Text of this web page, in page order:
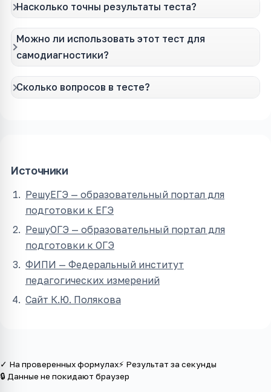
Насколько точны результаты теста?
Можно ли использовать этот тест для
самодиагностики?
Сколько вопросов в тесте?
Источники
РешуЕГЭ — образовательный портал для
подготовки к ЕГЭ
РешуОГЭ — образовательный портал для
подготовки к ОГЭ
ФИПИ — Федеральный институт
педагогических измерений
Сайт К.Ю. Полякова
✓ На проверенных формулах⚡ Результат за секунды
🔒 Данные не покидают браузер